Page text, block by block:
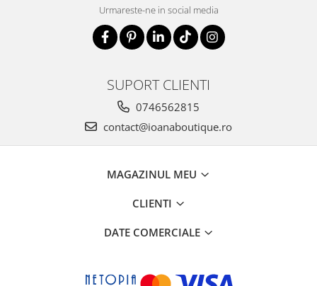
Urmareste-ne in social media
SUPORT CLIENTI
0746562815
contact@ioanaboutique.ro
MAGAZINUL MEU
CLIENTI
DATE COMERCIALE